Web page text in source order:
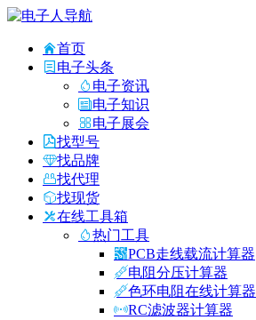
首页
电子头条
电子资讯
电子知识
电子展会
找型号
找品牌
找代理
找现货
在线工具箱
热门工具
PCB走线载流计算器
电阻分压计算器
色环电阻在线计算器
RC滤波器计算器